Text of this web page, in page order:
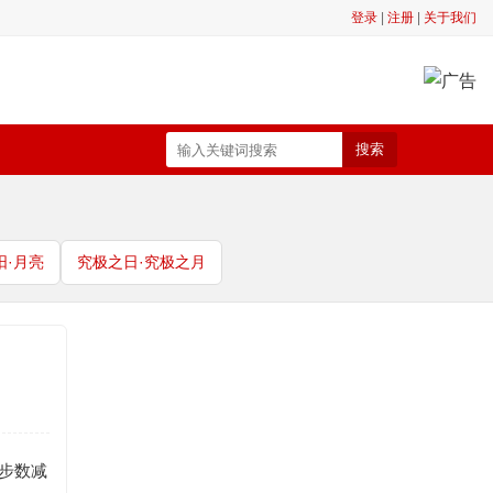
登录 注册 关于我们
搜索
·月亮 究极之日·究极之月
数减